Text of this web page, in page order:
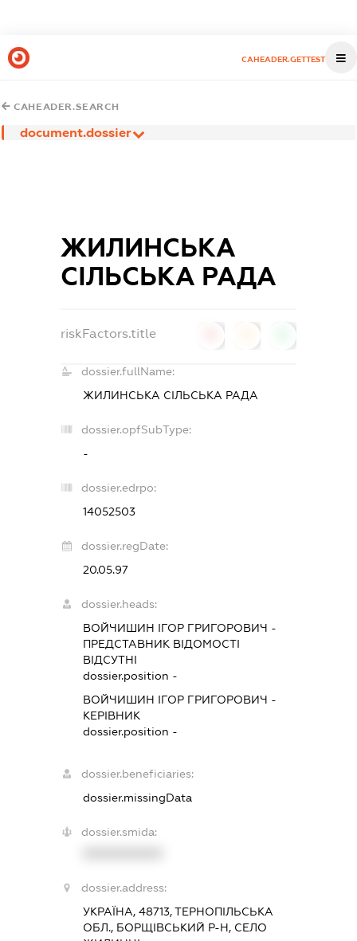
CAHEADER.GETTEST
CAHEADER.SEARCH
document.dossier
ЖИЛИНСЬКА
СІЛЬСЬКА РАДА
riskFactors.title
dossier.fullName:
ЖИЛИНСЬКА СІЛЬСЬКА РАДА
dossier.opfSubType:
-
dossier.edrpo:
14052503
dossier.regDate:
20.05.97
dossier.heads:
ВОЙЧИШИН ІГОР ГРИГОРОВИЧ -
ПРЕДСТАВНИК ВІДОМОСТІ
ВІДСУТНІ
dossier.position -
ВОЙЧИШИН ІГОР ГРИГОРОВИЧ -
КЕРІВНИК
dossier.position -
dossier.beneficiaries:
dossier.missingData
dossier.smida:
dossier.address:
УКРАЇНА, 48713, ТЕРНОПІЛЬСЬКА
ОБЛ., БОРЩІВСЬКИЙ Р-Н, СЕЛО